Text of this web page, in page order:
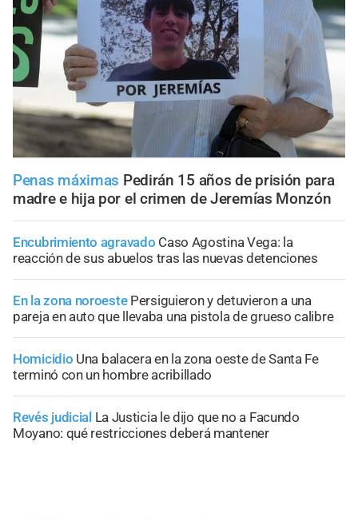
Penas máximas Pedirán 15 años de prisión para
madre e hija por el crimen de Jeremías Monzón
Encubrimiento agravado Caso Agostina Vega: la
reacción de sus abuelos tras las nuevas detenciones
En la zona noroeste Persiguieron y detuvieron a una
pareja en auto que llevaba una pistola de grueso calibre
Homicidio Una balacera en la zona oeste de Santa Fe
terminó con un hombre acribillado
Revés judicial La Justicia le dijo que no a Facundo
Moyano: qué restricciones deberá mantener